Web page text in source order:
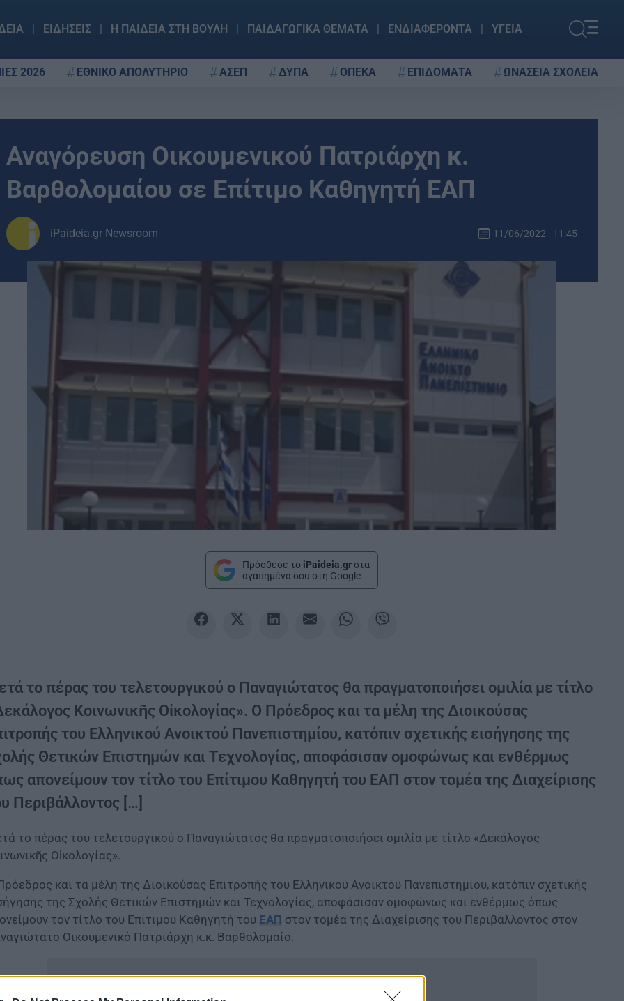
ΕΙΔΗΣΕΙΣ Η ΠΑΙΔΕΙΑ ΣΤΗ ΒΟΥΛΗ ΠΑΙΔΑΓΩΓΙΚΑ ΘΕΜΑΤΑ ΕΝΔΙΑΦΕΡΟΝΤΑ ΥΓΕΙΑ
2026 ΕΘΝΙΚΟ ΑΠΟΛΥΤΗΡΙΟ ΑΣΕΠ ΔΥΠΑ ΟΠΕΚΑ ΕΠΙΔΟΜΑΤΑ ΩΝΑΣΕΙΑ ΣΧΟΛΕΙΑ
Αναγόρευση Οικουμενικού Πατριάρχη κ.
Βαρθολομαίου σε Επίτιμο Καθηγητή ΕΑΠ
iPaideia.gr Newsroom 11/06/2022 - 11:45
Πρόσθεσε το iPaideia.gr στα
αγαπημένα σου στη Google
το πέρας του τελετουργικού ο Παναγιώτατος θα πραγματοποιήσει ομιλία με τίτλο
Κοινωνικῆς Οἰκολογίας». Ο Πρόεδρος και τα μέλη της Διοικούσας
του Ελληνικού Ανοικτού Πανεπιστημίου, κατόπιν σχετικής εισήγησης της
Θετικών Επιστημών και Τεχνολογίας, αποφάσισαν ομοφώνως και ενθέρμως
απονείμουν τον τίτλο του Επίτιμου Καθηγητή του ΕΑΠ στον τομέα της Διαχείρισης
Περιβάλλοντος […]
το πέρας του τελετουργικού ο Παναγιώτατος θα πραγματοποιήσει ομιλία με τίτλο «Δεκάλογος
Οἰκολογίας».
και τα μέλη της Διοικούσας Επιτροπής του Ελληνικού Ανοικτού Πανεπιστημίου, κατόπιν σχετικής
της Σχολής Θετικών Επιστημών και Τεχνολογίας, αποφάσισαν ομοφώνως και ενθέρμως όπως
τον τίτλο του Επίτιμου Καθηγητή του ΕΑΠ στον τομέα της Διαχείρισης του Περιβάλλοντος στον
Οικουμενικό Πατριάρχη κ.κ. Βαρθολομαίο.